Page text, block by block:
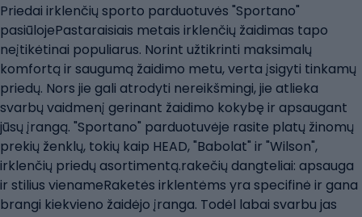
Priedai irklenčių sporto parduotuvės "Sportano"
pasiūlojePastaraisiais metais irklenčių žaidimas tapo
neįtikėtinai populiarus. Norint užtikrinti maksimalų
komfortą ir saugumą žaidimo metu, verta įsigyti tinkamų
priedų. Nors jie gali atrodyti nereikšmingi, jie atlieka
svarbų vaidmenį gerinant žaidimo kokybę ir apsaugant
jūsų įrangą. "Sportano" parduotuvėje rasite platų žinomų
prekių ženklų, tokių kaip HEAD, "Babolat" ir "Wilson",
irklenčių priedų asortimentą.rakečių dangteliai: apsauga
ir stilius vienameRaketės irklentėms yra specifinė ir gana
brangi kiekvieno žaidėjo įranga. Todėl labai svarbu jas